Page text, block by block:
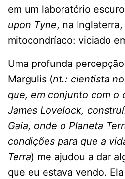
em um laboratório
upon Tyne, na
mitocondríaco: viciado
Uma profunda
Margulis (nt.: cientista
que, em conjunto com o
James Lovelock,
Gaia, onde o Planeta
condições para que a
Terra) me ajudou a dar
que eu estava vendo.